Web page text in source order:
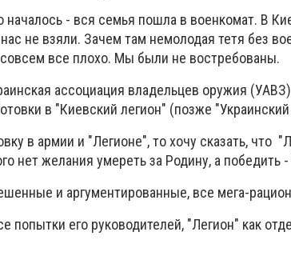
началось - вся семья пошла в военкомат. В
не взяли. Зачем там немолодая тетя без
все плохо. Мы были не востребованы.
ассоциация владельцев оружия (УАВЗ)
в "Киевский легион" (позже "Украинский
в армии и "Легионе", то хочу сказать, что
нет желания умереть за Родину, а победить
и аргументированные, все мега-
попытки его руководителей, "Легион" как